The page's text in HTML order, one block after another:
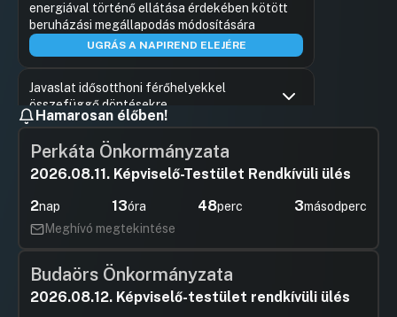
energiával történő ellátása érdekében kötött
beruházási megállapodás módosítására
UGRÁS A NAPIREND ELEJÉRE
Javaslat idősotthoni férőhelyekkel
összefüggő döntésekre
Hassay
Javaslat a „Budapest Közút Zrt. 2020-
2023. évi Útfelújítási program –
Kivitelezés II. csoport” tárgyú feladattal
HozzászólásokUgrás a napirendi pontra
Javaslat a BKK Zrt. 2020-2023. évi
útfelújítási program – Kivitelezés II.
csoport/2021. feladattal kapcsolatos
döntések meghozatalára
Hamarosan élőben!
Perkáta Önkormányzata
2026.08.11. Képviselő-Testület Rendkívüli ülés
2nap 13óra 48perc 3másodperc
Meghívó megtekintése
Budaörs Önkormányzata
2026.08.12. Képviselő-testület rendkívüli ülés